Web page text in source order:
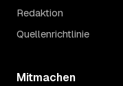
Redaktion
Quellenrichtlinie
Mitmachen